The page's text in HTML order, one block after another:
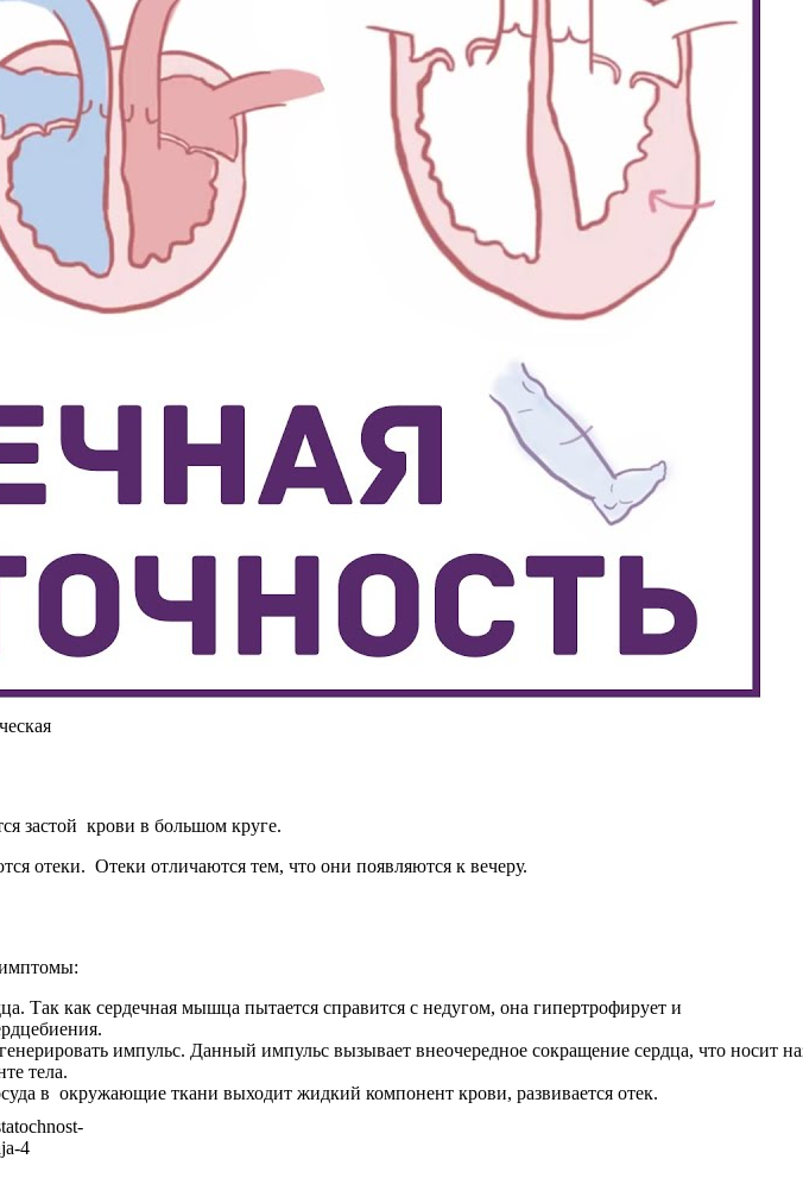
застой крови в большом круге.
отеки. Отеки отличаются тем, что они появляются к вечеру.
как сердечная мышца пытается справится с недугом, она гипертрофирует и
импульс. Данный импульс вызывает внеочередное сокращение сердца, что носит
тела.
в окружающие ткани выходит жидкий компонент крови, развивается отек.